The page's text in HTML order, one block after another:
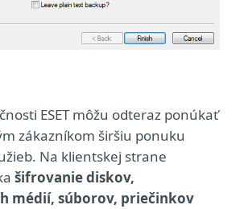
ESET môžu odteraz ponúkať
zákazníkom širšiu ponuku
Na klientskej strane
šifrovanie diskov,
médií, súborov, priečinkov